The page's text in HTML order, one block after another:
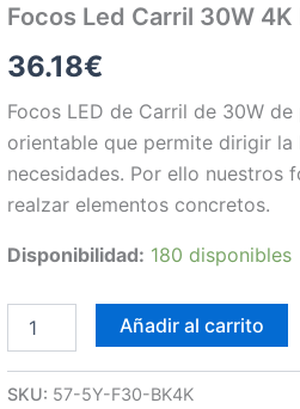
Focos Led Carril 30W 4K
36.18€
Focos LED de Carril de 30W de
orientable que permite dirigir
necesidades. Por ello nuestros
realzar elementos concretos.
Disponibilidad: 180 disponibles
Led
30W
Añadir al carrito
SKU: 57-5Y-F30-BK4K